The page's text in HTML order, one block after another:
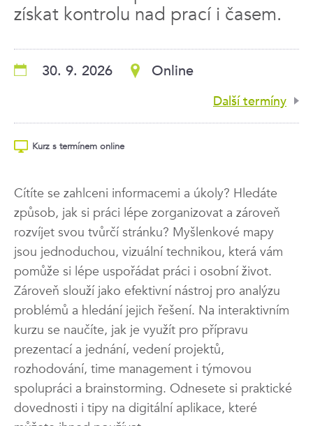
získat kontrolu nad prací i časem.
30. 9. 2026 Online
Další termíny
Kurz s termínem online
Cítíte se zahlceni informacemi a úkoly? Hledáte
způsob, jak si práci lépe zorganizovat a zároveň
rozvíjet svou tvůrčí stránku? Myšlenkové mapy
jsou jednoduchou, vizuální technikou, která vám
pomůže si lépe uspořádat práci i osobní život.
Zároveň slouží jako efektivní nástroj pro analýzu
problémů a hledání jejich řešení. Na interaktivním
kurzu se naučíte, jak je využít pro přípravu
prezentací a jednání, vedení projektů,
rozhodování, time management i týmovou
spolupráci a brainstorming. Odnesete si praktické
dovednosti i tipy na digitální aplikace, které